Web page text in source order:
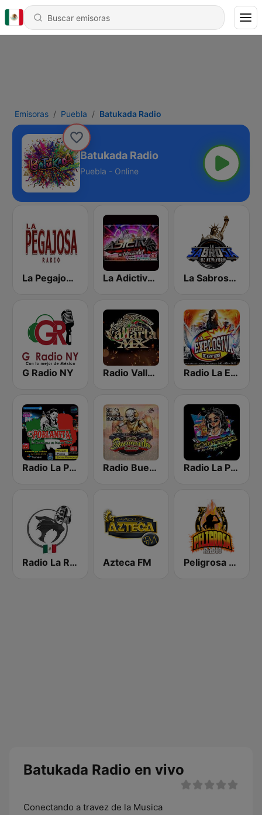
Emisoras Puebla Batukada Radio
Batukada Radio
Puebla - Online
La Pegajosa Radio HD La Adictiva NY La Sabrosa De NY
G Radio NY Radio Vallarta Mx Radio La Explosiva de New York
Radio La Poblanita Radio Buena Vista Sonidera Radio La Parrandera NY
Radio La Rugidora Azteca FM Peligrosa Radio
Batukada Radio en vivo
Conectando a travez de la Musica